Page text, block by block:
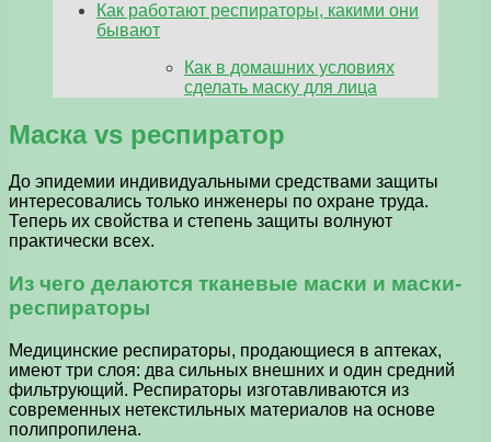
Как работают респираторы, какими они
бывают
Как в домашних условиях
сделать маску для лица
Маска vs респиратор
До эпидемии индивидуальными средствами защиты
интересовались только инженеры по охране труда.
Теперь их свойства и степень защиты волнуют
практически всех.
Из чего делаются тканевые маски и маски-
респираторы
Медицинские респираторы, продающиеся в аптеках,
имеют три слоя: два сильных внешних и один средний
фильтрующий. Респираторы изготавливаются из
современных нетекстильных материалов на основе
полипропилена.